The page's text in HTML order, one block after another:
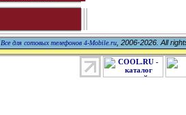
Все для сотовых телефонов 4-Mobile.ru , 2006-2026. All